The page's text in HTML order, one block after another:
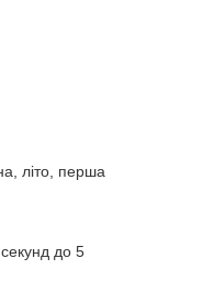
літо, перша
секунд до 5